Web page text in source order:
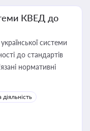
КВЕД до
системи
до стандартів
нормативні